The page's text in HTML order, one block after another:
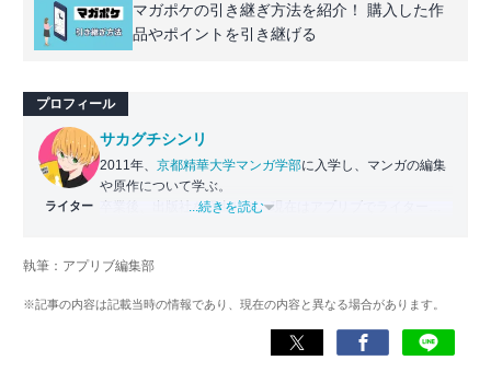
マガポケの引き継ぎ方法を紹介！ 購入した作
品やポイントを引き継げる
プロフィール
ライター
サカグチシンリ
2011年、 京都精華大学マンガ学部に入学し、マンガの編集
や原作について学ぶ。
卒業後、出版社を経由して、現在はアプリブでライターと
人生は漫画から学び、多くの影響を受けた。
やファンタジー系などを好む。
shinri_comic_review
...続きを読む
執筆：アプリブ編集部
※記事の内容は記載当時の情報であり、現在の内容と異なる場合があります。